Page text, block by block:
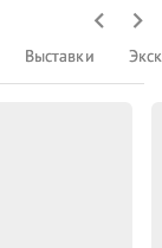
Выставки